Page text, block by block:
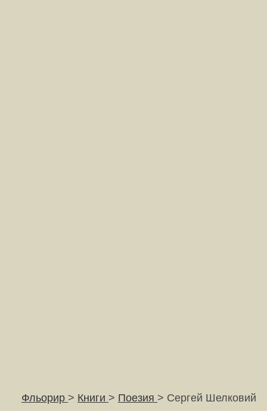
Фльорир > Книги > Поезия > Сергей Шелковий